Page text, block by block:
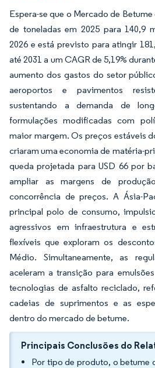
Espera-se que o Mercado de
de toneladas em 2025 para 140,9
2026 e está previsto para atingir
até 2031 a um CAGR de 5,19%
aumento dos gastos do setor
aeroportos e pavimentos
sustentando a demanda de
formulações modificadas com
maior margem. Os preços estáveis
criaram uma economia de matéria-
queda projetada para USD 66 por
ampliar as margens de
concorrência de preços. A Ásia-
principal polo de consumo,
agressivos em infraestrutura e
flexíveis que exploram os
Médio. Simultaneamente, as
aceleram a transição para
tecnologias de asfalto reciclado,
cadeias de suprimentos e as
dentro do mercado de betume.
Principais Conclusões do
Por tipo de produto, o betume